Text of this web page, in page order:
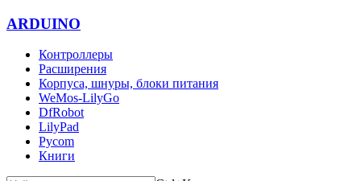
ARDUINO
Контроллеры
Расширения
Корпуса, шнуры, блоки питания
WeMos-LilyGo
DfRobot
LilyPad
Pycom
Книги